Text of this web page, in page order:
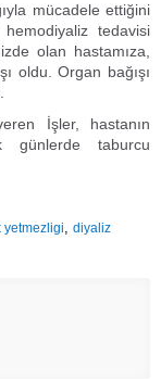
mücadele ettiğini
tedavisi
olan hastamıza,
oldu. Organ bağışı
İşler, hastanın
günlerde taburcu
yetmezligi,diyaliz